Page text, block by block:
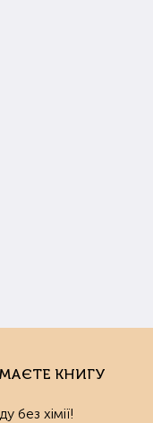
КНИГУ
без хімії!